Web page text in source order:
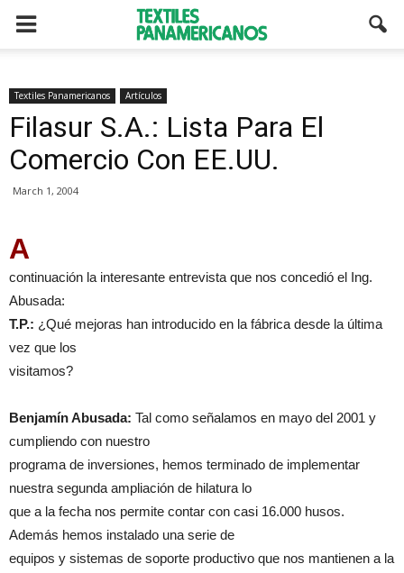
Textiles Panamericanos Artículos
Filasur S.A.: Lista Para El
Comercio Con EE.UU.
March 1, 2004
A
continuación la interesante entrevista que nos concedió el Ing.
Abusada:
T.P.: ¿Qué mejoras han introducido en la fábrica desde la última
vez que los
visitamos?
Benjamín Abusada: Tal como señalamos en mayo del 2001 y
cumpliendo con nuestro
programa de inversiones, hemos terminado de implementar
nuestra segunda ampliación de hilatura lo
que a la fecha nos permite contar con casi 16.000 husos.
Además hemos instalado una serie de
equipos y sistemas de soporte productivo que nos mantienen a la